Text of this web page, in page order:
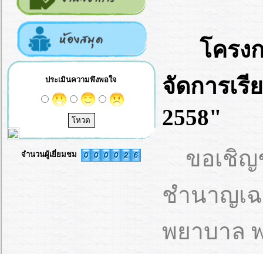
ประเมินความพึงพอใจ
จำนวนผู้เยี่ยมชม
โครง
จัดการเรี
2558"
ขอเชิ
ชำนาญเ
พยาบาล